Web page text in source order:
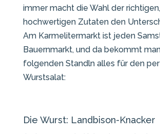
immer macht die Wahl der
hochwertigen Zutaten den
Am Karmelitermarkt ist jeden
Bauernmarkt, und da bekommt
folgenden Standln alles für den
Wurstsalat:
Die Wurst: Landbison-Knacker